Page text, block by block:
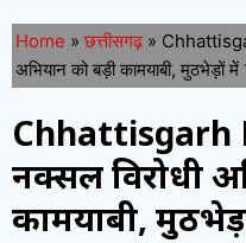
Home » छत्तीसगढ़ »
अभियान को बड़ी कामयाबी, मुठभेड़ों
Chhattisgarh
नक्सल विरोधी
कामयाबी,